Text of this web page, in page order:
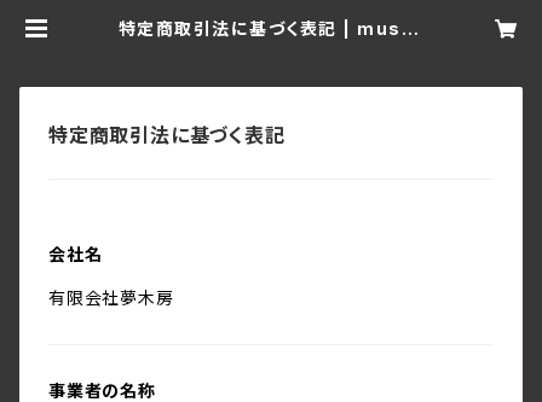
特定商取引法に基づく表記 | muso-
特定商取引法に基づく表記
会社名
有限会社夢木房
事業者の名称